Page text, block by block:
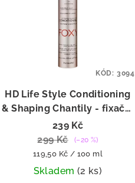
o
d
rHD Life Style Conditioning
& Shaping Chantily - fixační
pěna s kondicionérem 200
ml
239 Kč
299 Kč
(–20 %)
Měrná
cena:
119,50 Kč / 100 ml
Skladem (2 ks)
KÓD: 3094